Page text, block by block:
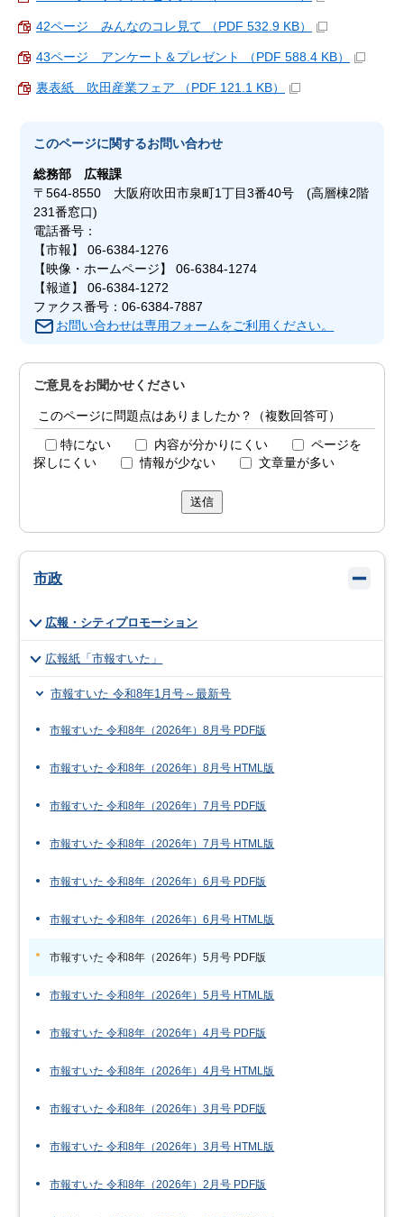
42ページ みんなのコレ見て （PDF 532.9 KB）
43ページ アンケート＆プレゼント （PDF 588.4 KB）
裏表紙 吹田産業フェア （PDF 121.1 KB）
このページに関するお問い合わせ
総務部 広報課
〒564-8550 大阪府吹田市泉町1丁目3番40号 (高層棟2階
231番窓口)
電話番号：
【市報】 06-6384-1276
【映像・ホームページ】 06-6384-1274
【報道】 06-6384-1272
ファクス番号：06-6384-7887
お問い合わせは専用フォームをご利用ください。
ご意見をお聞かせください
このページに問題点はありましたか？（複数回答可）
特にない 内容が分かりにくい
ページを
探しにくい
情報が少ない 文章量が多い
送信
市政
広報・シティプロモーション
広報紙「市報すいた」
市報すいた 令和8年1月号～最新号
市報すいた 令和8年（2026年）8月号 PDF版
市報すいた 令和8年（2026年）8月号 HTML版
市報すいた 令和8年（2026年）7月号 PDF版
市報すいた 令和8年（2026年）7月号 HTML版
市報すいた 令和8年（2026年）6月号 PDF版
市報すいた 令和8年（2026年）6月号 HTML版
市報すいた 令和8年（2026年）5月号 PDF版
市報すいた 令和8年（2026年）5月号 HTML版
市報すいた 令和8年（2026年）4月号 PDF版
市報すいた 令和8年（2026年）4月号 HTML版
市報すいた 令和8年（2026年）3月号 PDF版
市報すいた 令和8年（2026年）3月号 HTML版
市報すいた 令和8年（2026年）2月号 PDF版